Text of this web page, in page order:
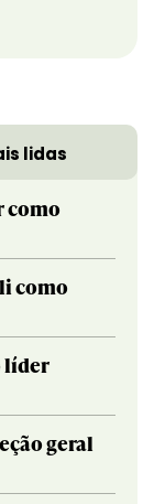
lidas
como
como
líder
geral